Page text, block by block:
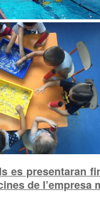
es presentaran
de l’empresa